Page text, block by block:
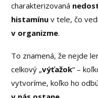
charakterizovaná
histamínu v tele, čo
v organizme.
To znamená, že nejde
celkový „výťažok“ –
vytvoríme, koľko ho